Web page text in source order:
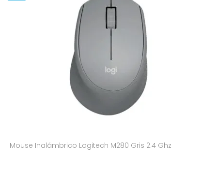
Mouse Inalámbrico Logitech M280 Gris 2.4 Ghz